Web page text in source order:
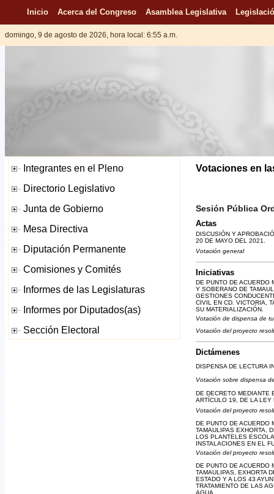
Inicio Acerca del Congreso Asamblea Legislativa
domingo, 9 de agosto de 2026, hora local: 6:55 a.m.
Votaciones en
Sesión Pública
Actas
DISCUSIÓN Y
20 DE MAYO DEL 2021.
Votación general
Iniciativas
DE PUNTO DE ACUERDO
Y SOBERANO DE
GESTIONES
CIVIL EN CD. VICTORIA,
SU MATERIALIZACIÓN.
Votación de dispensa de
Votación del proyecto
Dictámenes
DISPENSA DE LECTURA
Votación sobre dispensa
DE DECRETO MEDIANTE
ARTÍCULO 19, DE LA LEY
Votación del proyecto
DE PUNTO DE ACUERDO
TAMAULIPAS EXHORTA,
LOS PLANTELES
INSTALACIONES EN EL
Votación del proyecto
DE PUNTO DE ACUERDO
TAMAULIPAS, EXHORTA
ESTADO Y A LOS 43
TRATAMIENTO DE LAS
AGUA.